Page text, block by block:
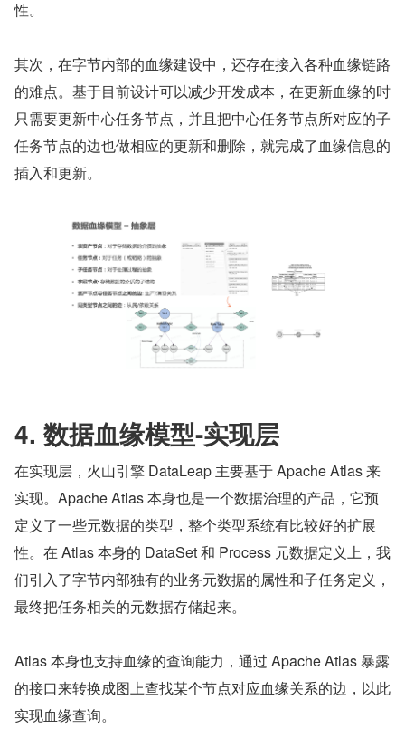
性。
其次，在字节内部的血缘建设中，还存在接入各种血缘链路
的难点。基于目前设计可以减少开发成本，在更新血缘的时
只需要更新中心任务节点，并且把中心任务节点所对应的子
任务节点的边也做相应的更新和删除，就完成了血缘信息的
插入和更新。
4. 数据血缘模型-实现层
在实现层，火山引擎 DataLeap 主要基于 Apache Atlas 来
实现。Apache Atlas 本身也是一个数据治理的产品，它预
定义了一些元数据的类型，整个类型系统有比较好的扩展
性。在 Atlas 本身的 DataSet 和 Process 元数据定义上，我
们引入了字节内部独有的业务元数据的属性和子任务定义，
最终把任务相关的元数据存储起来。
Atlas 本身也支持血缘的查询能力，通过 Apache Atlas 暴露
的接口来转换成图上查找某个节点对应血缘关系的边，以此
实现血缘查询。